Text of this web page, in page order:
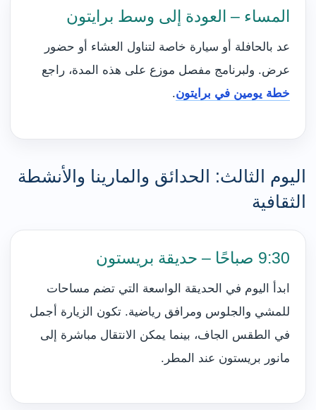
المساء – العودة إلى وسط برايتون
عد بالحافلة أو سيارة خاصة لتناول العشاء أو حضور
عرض. ولبرنامج مفصل موزع على هذه المدة، راجع
خطة يومين في برايتون.
اليوم الثالث: الحدائق والمارينا والأنشطة
الثقافية
9:30 صباحًا – حديقة بريستون
ابدأ اليوم في الحديقة الواسعة التي تضم مساحات
للمشي والجلوس ومرافق رياضية. تكون الزيارة أجمل
في الطقس الجاف، بينما يمكن الانتقال مباشرة إلى
مانور بريستون عند المطر.